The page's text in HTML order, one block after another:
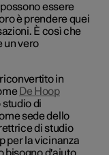
essere
è prendere quei
È così che
un vero
in
De Hoop
studio di
sede dello
di studio
per la vicinanza
bisogno d'aiuto